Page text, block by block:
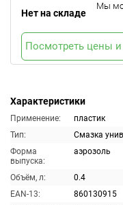
Характеристики
Применение:
пластик
Тип:
Смазка
Форма
выпуска:
аэрозоль
Объём, л:
0.4
EAN-13:
860130915
Нет на складе
Мы
Посмотреть цены и